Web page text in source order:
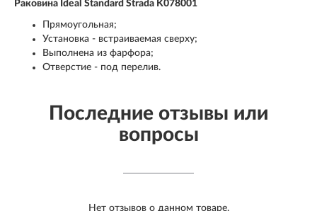
Раковина Ideal Standard Strada K078001
Прямоугольная;
Установка - встраиваемая сверху;
Выполнена из фарфора;
Отверстие - под перелив.
Последние отзывы или
вопросы
Нет отзывов о данном товаре.